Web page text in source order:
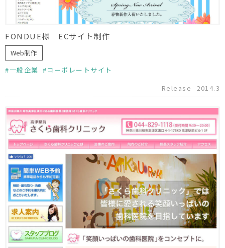
FONDUE様 ECサイト制作
Web制作
一般企業
コーポレートサイト
Release
2014.3